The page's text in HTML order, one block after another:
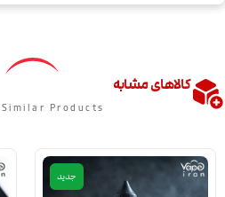
کالاهای مشابه
Similar Products
جدید